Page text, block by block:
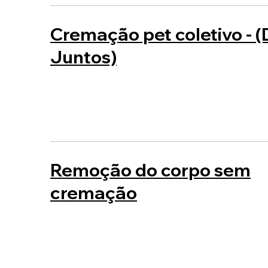
Cremação pet coletivo -
Juntos)
Remoção do corpo sem
cremação